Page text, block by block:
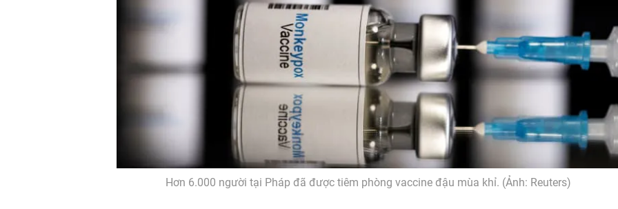
Hơn 6.000 người tại Pháp đã được tiêm phòng vaccine đậu mùa khỉ. (Ảnh: Reuters)